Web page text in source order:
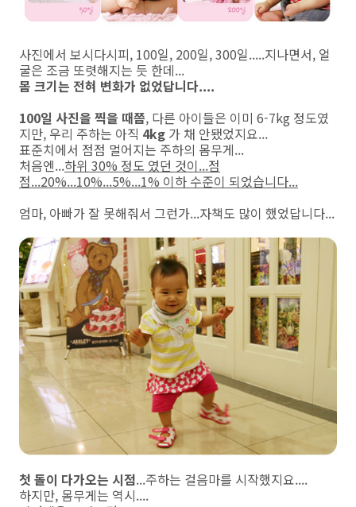
사진에서 보시다시피, 100일, 200일, 300일.....지나면서, 얼
굴은 조금 또렷해지는 듯 한데...
몸 크기는 전혀 변화가 없었답니다....
100일 사진을 찍을 때쯤, 다른 아이들은 이미 6-7kg 정도였
지만, 우리 주하는 아직 4kg 가 채 안됐었지요...
표준치에서 점점 멀어지는 주하의 몸무게...
처음엔...하위 30% 정도 였던 것이...점
점...20%...10%...5%...1% 이하 수준이 되었습니다...
엄마, 아빠가 잘 못해줘서 그런가...자책도 많이 했었답니다...
첫 돌이 다가오는 시점...주하는 걸음마를 시작했지요....
하지만, 몸무게는 역시....